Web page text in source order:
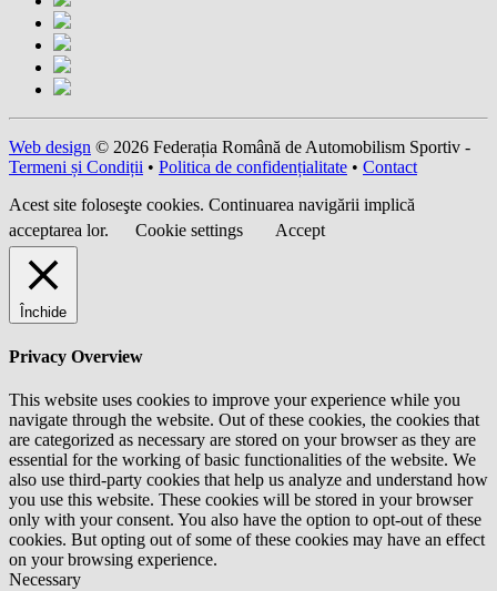
Web design © 2026 Federația Română de Automobilism Sportiv -
Termeni și Condiții • Politica de confidențialitate • Contact
Acest site foloseşte cookies. Continuarea navigării implică
acceptarea lor.
Cookie settings Accept
Închide
Privacy Overview
This website uses cookies to improve your experience while you
navigate through the website. Out of these cookies, the cookies that
are categorized as necessary are stored on your browser as they are
essential for the working of basic functionalities of the website. We
also use third-party cookies that help us analyze and understand how
you use this website. These cookies will be stored in your browser
only with your consent. You also have the option to opt-out of these
cookies. But opting out of some of these cookies may have an effect
on your browsing experience.
Necessary